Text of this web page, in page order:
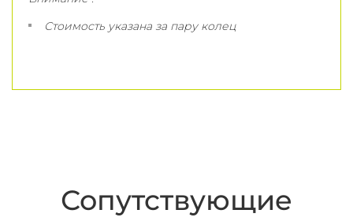
Стоимость указана за пару колец
Сопутствующие